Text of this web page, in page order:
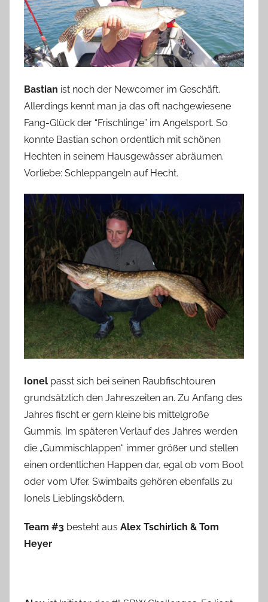
Bastian ist noch der Newcomer im Geschäft.
Allerdings kennt man ja das oft nachgewiesene
Fang-Glück der “Frischlinge” im Angelsport. So
konnte Bastian schon ordentlich mit schönen
Hechten in seinem Hausgewässer abräumen.
Vorliebe: Schleppangeln auf Hecht.
Ionel passt sich bei seinen Raubfischtouren
grundsätzlich den Jahreszeiten an. Zu Anfang des
Jahres fischt er gern kleine bis mittelgroße
Gummis. Im späteren Verlauf des Jahres werden
die „Gummischlappen“ immer größer und stellen
einen ordentlichen Happen dar, egal ob vom Boot
oder vom Ufer. Swimbaits gehören ebenfalls zu
Ionels Lieblingsködern.
Team #3 besteht aus Alex Tschirlich & Tom
Heyer